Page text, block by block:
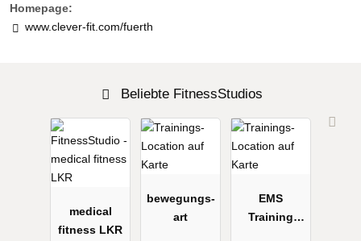
Homepage:
www.clever-fit.com/fuerth
Beliebte FitnessStudios
medical
fitness LKR
bewegungs-
art
EMS
Training